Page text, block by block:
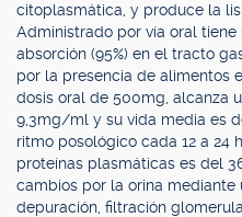
citoplasmática, y produce la
Administrado por vía oral
absorción (95%) en el tracto
por la presencia de alimentos
dosis oral de 500mg, alcanza
9,3mg/ml y su vida media es
ritmo posológico cada 12 a 24
proteínas plasmáticas es del
cambios por la orina
depuración, filtración